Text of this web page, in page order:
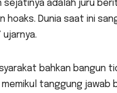
adalah juru
hoaks. Dunia saat ini
bahkan bangun
tanggung jawab